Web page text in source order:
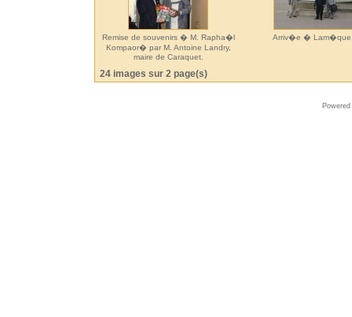
Remise de souvenirs � M. Rapha�l
Kompaor� par M. Antoine Landry,
maire de Caraquet.
Arriv�e �
24 images sur 2 page(s)